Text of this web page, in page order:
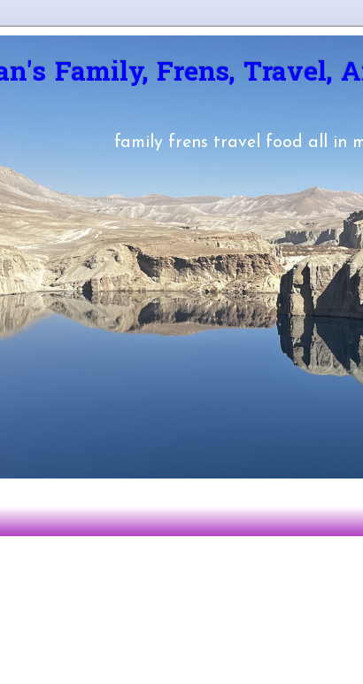
Family, Frens, Travel,
family frens travel food all in